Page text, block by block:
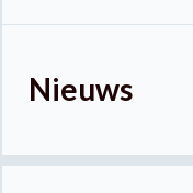
Nieuws